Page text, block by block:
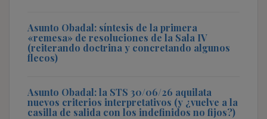
Asunto Obadal: síntesis de la primera
«remesa» de resoluciones de la Sala IV
(reiterando doctrina y concretando algunos
flecos)
Asunto Obadal: la STS 30/06/26 aquilata
nuevos criterios interpretativos (y ¿vuelve a la
casilla de salida con los indefinidos no fijos?)